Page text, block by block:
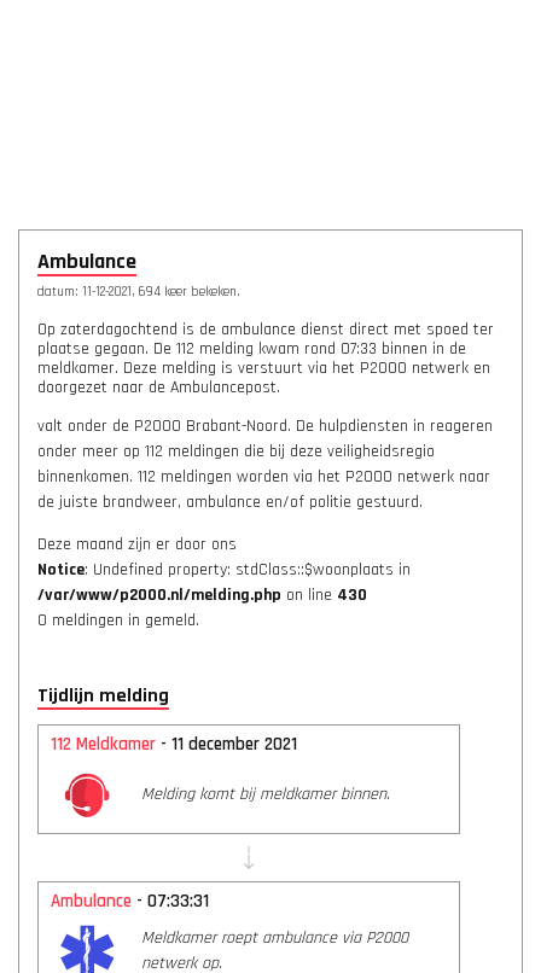
Ambulance
datum: 11-12-2021, 694 keer bekeken.
Op zaterdagochtend is de ambulance dienst direct met spoed ter
plaatse gegaan. De 112 melding kwam rond 07:33 binnen in de
meldkamer. Deze melding is verstuurt via het P2000 netwerk en
doorgezet naar de Ambulancepost.
valt onder de P2000 Brabant-Noord. De hulpdiensten in reageren
onder meer op 112 meldingen die bij deze veiligheidsregio
binnenkomen. 112 meldingen worden via het P2000 netwerk naar
de juiste brandweer, ambulance en/of politie gestuurd.
Deze maand zijn er door ons
Notice: Undefined property: stdClass::$woonplaats in
/var/www/p2000.nl/melding.php on line 430
0 meldingen in gemeld.
Tijdlijn melding
112 Meldkamer - 11 december 2021
Melding komt bij meldkamer binnen.
Ambulance - 07:33:31
Meldkamer roept ambulance via P2000
netwerk op.